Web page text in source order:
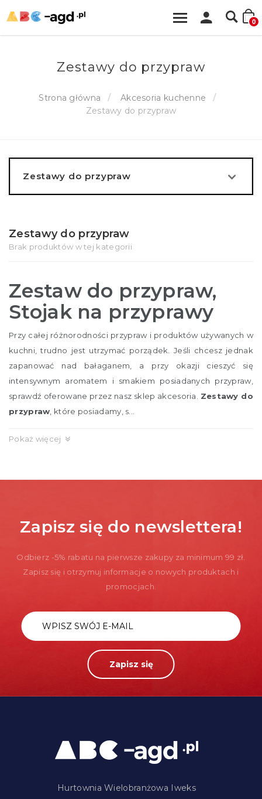
0
Zestawy do przypraw
Strona główna
Akcesoria kuchenne
Zestawy do przypraw
Zestawy do przypraw
Zestawy do przypraw
Brak produktów w tej kategorii
Zestaw do przypraw,
Stojak na przyprawy
Przy całej różnorodności przypraw i produktów używanych w
kuchni, trudno jest utrzymać porządek. Jeśli chcesz jednak
zapanować nad bałaganem, a przy okazji cieszyć się
intensywnym aromatem i smakiem posiadanych przypraw,
sprawdź oferowane przez nasz sklep akcesoria. Zestawy do
przypraw , które posiadamy, s...
Pokaż więcej
Zapisz się do newslettera!
Odbierz -5% rabatu na pierwsze zakupy za minimum 99 zł.
Zapisz się i otrzymuj informacje o nowych produktach i
promocjach.
Zapisz się
Hurtownia Wielobranżowa Iweks